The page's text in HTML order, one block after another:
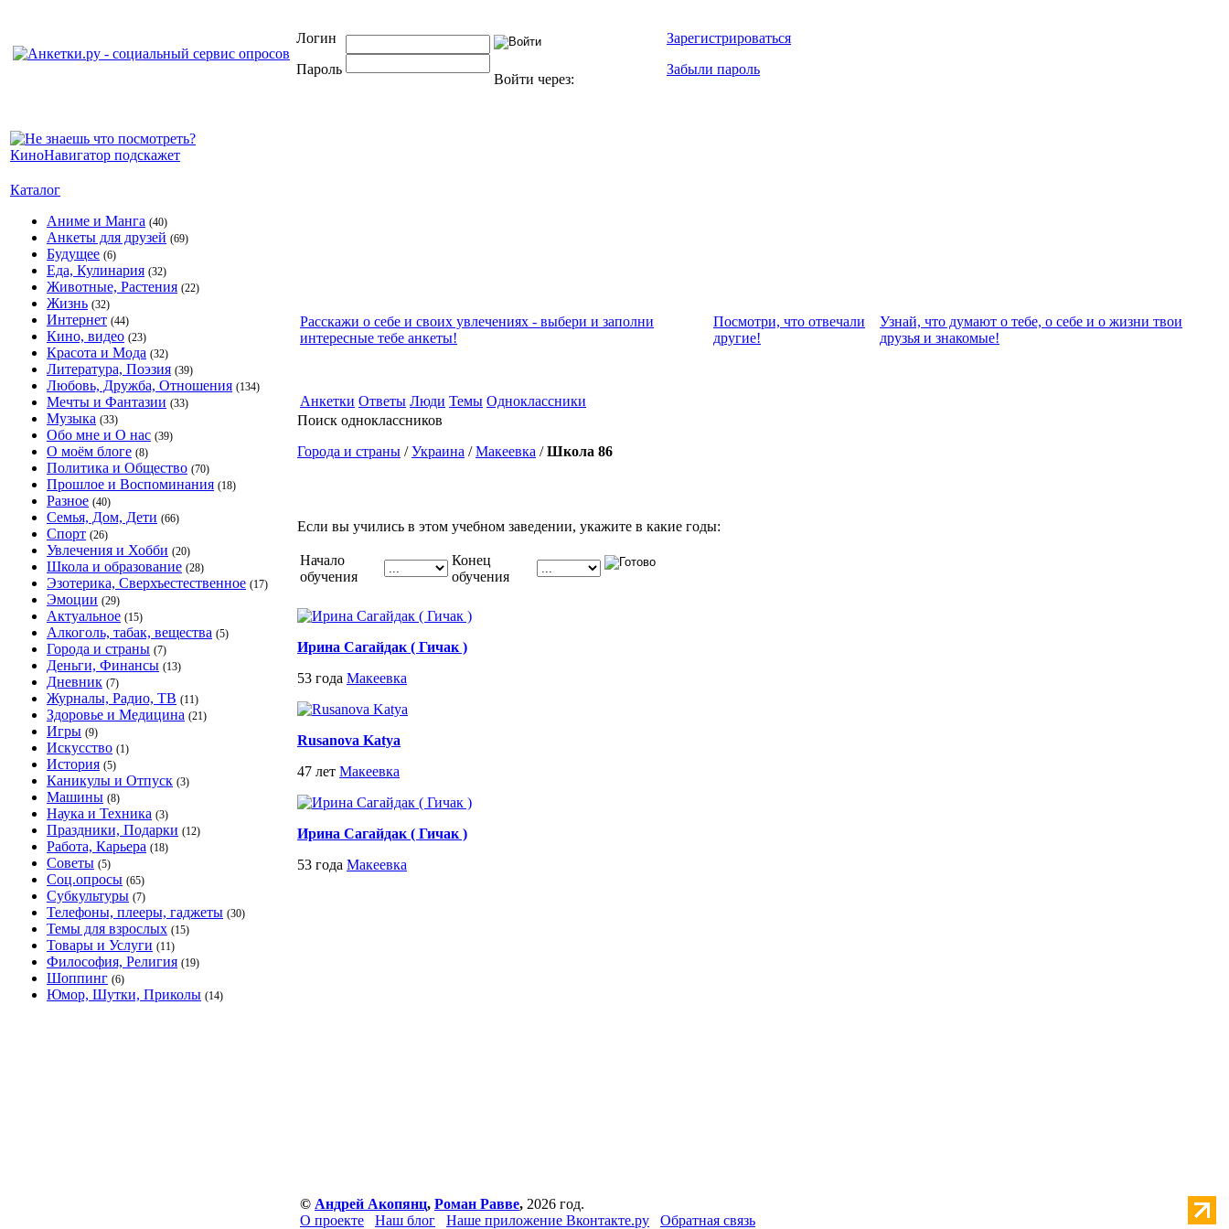
Логин
Пароль
Войти через:
Зарегистрироваться
Забыли пароль
Каталог
Аниме и Манга (40)
Анкеты для друзей (69)
Будущее (6)
Еда, Кулинария (32)
Животные, Растения (22)
Жизнь (32)
Интернет (44)
Кино, видео (23)
Красота и Мода (32)
Литература, Поэзия (39)
Любовь, Дружба, Отношения (134)
Мечты и Фантазии (33)
Музыка (33)
Обо мне и О нас (39)
О моём блоге (8)
Политика и Общество (70)
Прошлое и Воспоминания (18)
Разное (40)
Семья, Дом, Дети (66)
Спорт (26)
Увлечения и Хобби (20)
Школа и образование (28)
Эзотерика, Сверхъестественное (17)
Эмоции (29)
Актуальное (15)
Алкоголь, табак, вещества (5)
Города и страны (7)
Деньги, Финансы (13)
Дневник (7)
Журналы, Радио, ТВ (11)
Здоровье и Медицина (21)
Игры (9)
Искусство (1)
История (5)
Каникулы и Отпуск (3)
Машины (8)
Наука и Техника (3)
Праздники, Подарки (12)
Работа, Карьера (18)
Советы (5)
Соц.опросы (65)
Субкультуры (7)
Телефоны, плееры, гаджеты (30)
Темы для взрослых (15)
Товары и Услуги (11)
Философия, Религия (19)
Шоппинг (6)
Юмор, Шутки, Приколы (14)
Расскажи о себе и своих увлечениях - выбери и заполни
интересные тебе анкеты!
Посмотри, что отвeчали
другие!
Узнай, что думают о тебе, о себе и о жизни твои
друзья и знакомые!
Анкетки Ответы Люди Темы Одноклассники
Поиск одноклассников
Города и страны /Украина /Макеевка /Школа 86
Если вы учились в этом учебном заведении, укажите в какие годы:
Начало
обучения
Конец
обучения
Ирина Сагайдак ( Гичак )
53 года Макеевка
Rusanova Katya
47 лет Макеевка
Ирина Сагайдак ( Гичак )
53 года Макеевка
© Андрей Акопянц, Роман Равве, 2026 год.
О проекте
Наш блог Наше приложение Вконтакте.ру Обратная связь